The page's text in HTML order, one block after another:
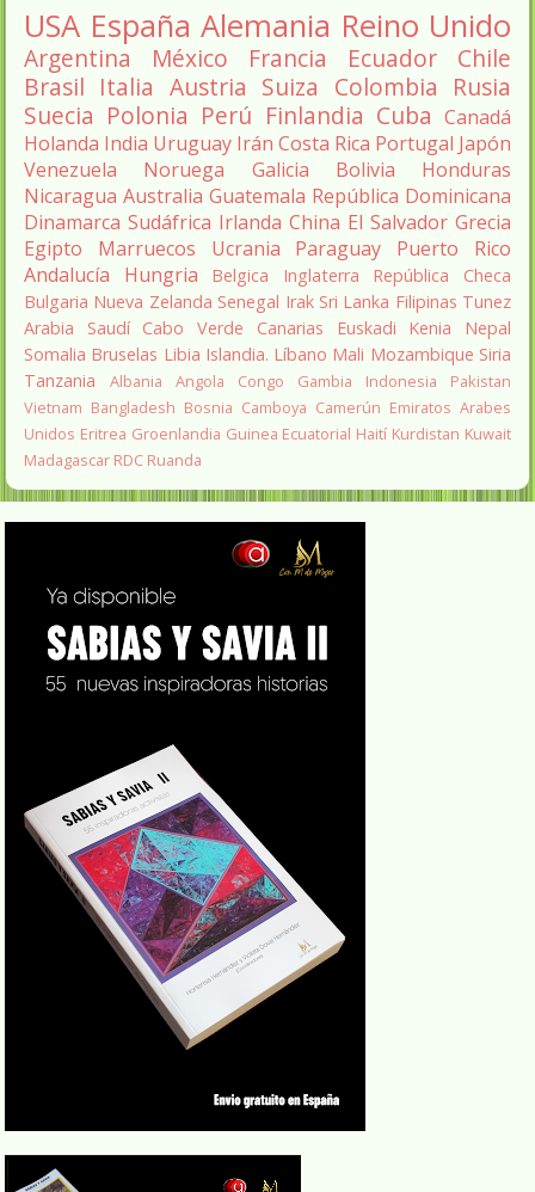
USA España Alemania Reino Unido
Argentina México Francia Ecuador
Chile
Brasil Italia Austria Suiza Colombia Rusia
Suecia Polonia Perú Finlandia Cuba Canadá
Holanda India Uruguay Irán Costa Rica Portugal Japón
Venezuela
Noruega Galicia Bolivia
Honduras
Nicaragua Australia Guatemala República Dominicana
Dinamarca Sudáfrica Irlanda China El Salvador Grecia
Egipto
Marruecos Ucrania Paraguay
Puerto Rico
Andalucía
Hungria Belgica Inglaterra
República Checa
Bulgaria Nueva Zelanda Senegal Irak Sri Lanka Filipinas Tunez
Arabia Saudí Cabo Verde Canarias Euskadi Kenia
Nepal
Somalia Bruselas Libia Islandia. Líbano Mali Mozambique Siria
Tanzania
Albania Angola Congo Gambia Indonesia
Pakistan
Vietnam Bangladesh Bosnia Camboya Camerún Emiratos Arabes
Unidos Eritrea Groenlandia Guinea Ecuatorial Haití Kurdistan Kuwait
Madagascar RDC Ruanda